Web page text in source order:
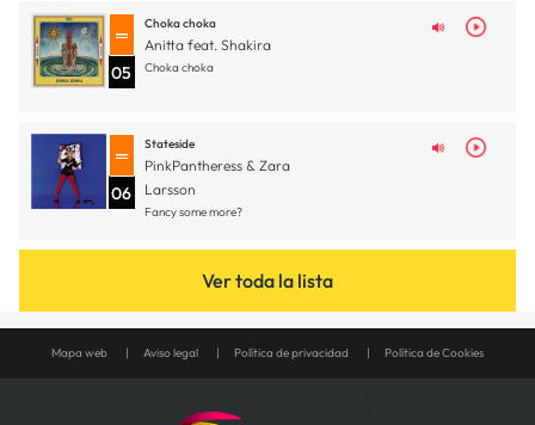
05
Choka choka
Anitta feat. Shakira
Choka choka
06
Stateside
PinkPantheress & Zara
Larsson
Fancy some more?
Ver toda la lista
Mapa web Aviso legal Política de privacidad Política de Cookies